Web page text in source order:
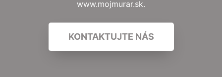
www.mojmurar.sk.
KONTAKTUJTE NÁS